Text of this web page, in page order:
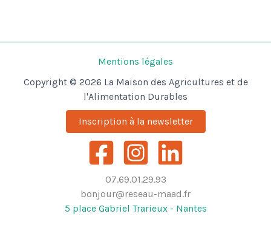
Mentions légales
Copyright © 2026 La Maison des Agricultures et de
l'Alimentation Durables
Inscription à la newsletter
07.69.01.29.93
bonjour@reseau-maad.fr
5 place Gabriel Trarieux - Nantes